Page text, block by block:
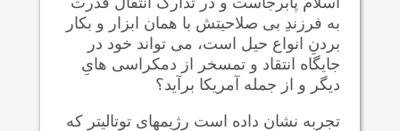
به فرزندِ بی صلاحیتش با همان ابزار و بکار
بردنِ انواع حیل است، می تواند خود در
جایگاه انتقاد و تمسخر از دمکراسی هایِ
دیگر و از جمله آمریکا برآید؟
تجربه نشان داده است رژیمهای توتالیتر که